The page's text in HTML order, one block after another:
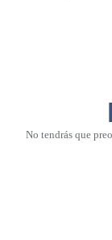
No tendrás que